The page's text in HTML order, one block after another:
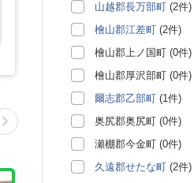
山越郡長万部町 (2件)
檜山郡江差町 (2件)
檜山郡上ノ国町 (0件)
檜山郡厚沢部町 (0件)
爾志郡乙部町 (1件)
奥尻郡奥尻町 (0件)
瀬棚郡今金町 (0件)
久遠郡せたな町 (2件)